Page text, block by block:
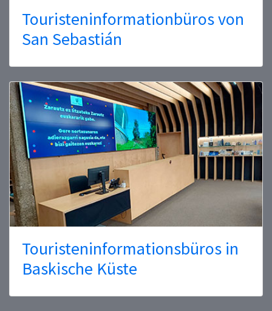
Touristeninformationbüros von
San Sebastián
Touristeninformationsbüros in
Baskische Küste